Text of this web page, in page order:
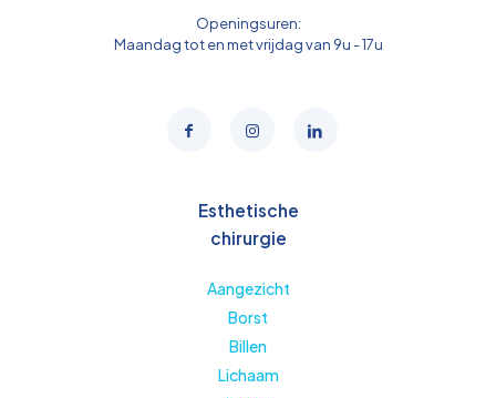
Openingsuren:
Maandag tot en met vrijdag van 9u - 17u
Esthetische
chirurgie
Aangezicht
Borst
Billen
Lichaam